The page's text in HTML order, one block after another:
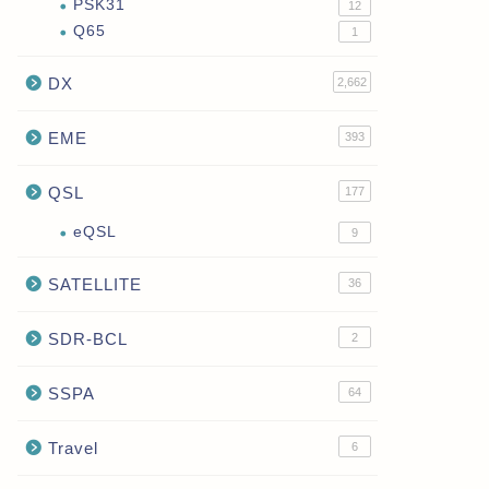
PSK31 12
Q65 1
DX 2,662
EME 393
QSL 177
eQSL 9
SATELLITE 36
SDR-BCL 2
SSPA 64
Travel 6